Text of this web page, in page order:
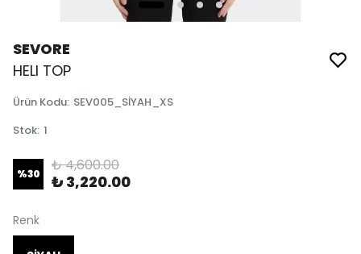
SEVORE
HELI TOP
Ürün Kodu: SEV005_SİYAH_XS
Stok: 1
%30 ₺ 4,600.00
₺ 3,220.00
Renk